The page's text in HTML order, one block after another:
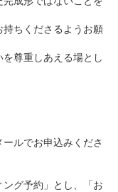
ちくださるようお願
尊重しあえる場とし
ルでお申込みくださ
ング予約」とし、「お